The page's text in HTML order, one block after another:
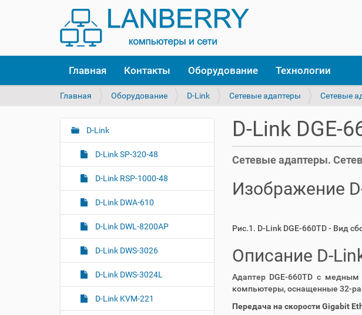
Главная Контакты Оборудование Технологии
В
з
е
ь
Главная Оборудование D-Link Сетевые адаптеры Сетевые
D-Link DGE-
Сетевые адаптеры.
Изображение
Рис.1. D-Link DGE-660TD - Вид
Описание D-
Адаптер DGE-660TD с
компьютеры, оснащенные 32-
Передача на скорости Gigabit
Н
г
и
D-Link
D-Link SP-320-48
D-Link RSP-1000-48
D-Link DWA-610
D-Link DWL-8200AP
D-Link DWS-3026
D-Link DWS-3024L
D-Link KVM-221